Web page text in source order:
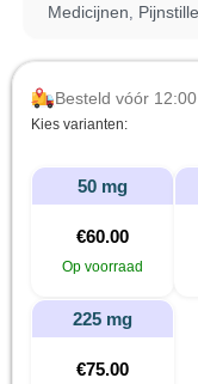
Medicijnen
Besteld vóór
Kies varianten:
50 mg
€60.00
Op voorraad
225 mg
€75.00